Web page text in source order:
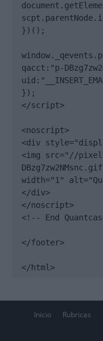
})();
qacct:"p-
});
</script>
<noscript>
<div
<img src="//
width="1"
</div>
</noscript>
<!-- End
</footer>
</html>
Inicio Rubricas